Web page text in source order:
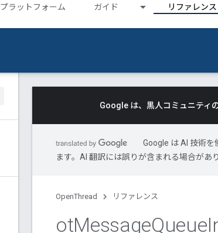
プラットフォーム ガイド リファレンス
Google は、黒人コミュニティ
Google は AI 技術
ます。AI 翻訳には誤りが含まれる場合があり
OpenThread リファレンス
otMessageQueue